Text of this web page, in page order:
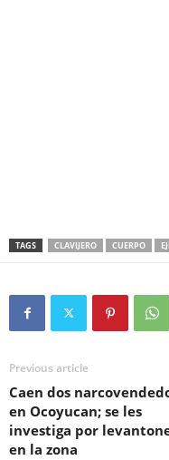
TAGS CLAVIJERO CUERPO
Previous article
Caen dos
en Ocoyucan; se les
investiga por
en la zona